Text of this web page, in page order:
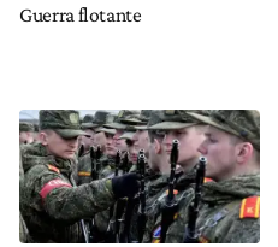
Guerra flotante